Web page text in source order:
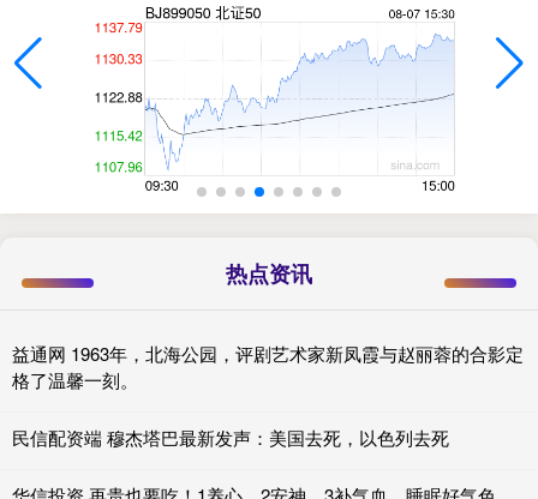
热点资讯
益通网 1963年，北海公园，评剧艺术家新凤霞与赵丽蓉的合影定
格了温馨一刻。
民信配资端 穆杰塔巴最新发声：美国去死，以色列去死